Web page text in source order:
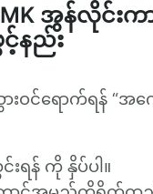
အွန်လိုင်း
နည်း
ားဝင်ရောက်ရန် “
းရန် ကို နှိပ်ပါ။